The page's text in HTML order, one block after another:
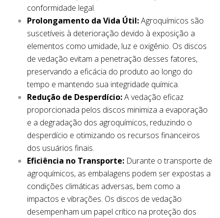
conformidade legal.
Prolongamento da Vida Útil:Agroquímicos são
suscetíveis à deterioração devido à exposição a
elementos como umidade, luz e oxigênio. Os discos
de vedação evitam a penetração desses fatores,
preservando a eficácia do produto ao longo do
tempo e mantendo sua integridade química.
Redução de Desperdício:A vedação eficaz
proporcionada pelos discos minimiza a evaporação
e a degradação dos agroquímicos, reduzindo o
desperdício e otimizando os recursos financeiros
dos usuários finais.
Eficiência no Transporte: Durante o transporte de
agroquímicos, as embalagens podem ser expostas a
condições climáticas adversas, bem como a
impactos e vibrações. Os discos de vedação
desempenham um papel crítico na proteção dos